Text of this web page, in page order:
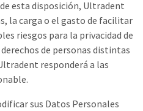
esta disposición, Ultradent
la carga o el gasto de facilitar
riesgos para la privacidad de
de personas distintas
responderá a las
sus Datos Personales